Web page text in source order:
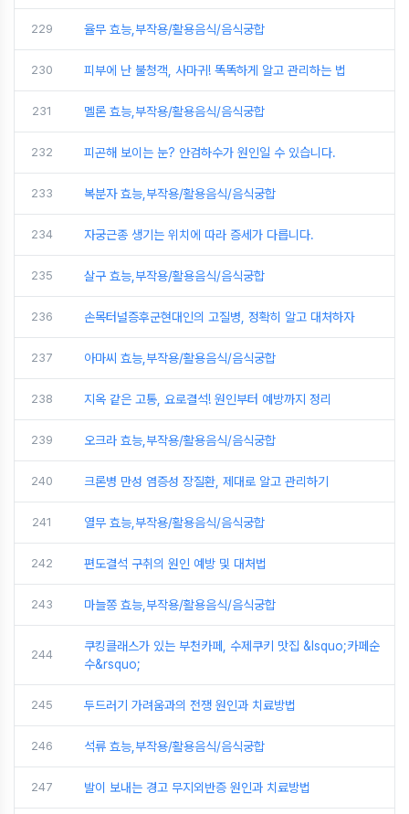
229 율무 효능,부작용/활용음식/음식궁합
230 피부에 난 불청객, 사마귀! 똑똑하게 알고 관리하는 법
231 멜론 효능,부작용/활용음식/음식궁합
232 피곤해 보이는 눈? 안검하수가 원인일 수 있습니다.
233 복분자 효능,부작용/활용음식/음식궁합
234 자궁근종 생기는 위치에 따라 증세가 다릅니다.
235 살구 효능,부작용/활용음식/음식궁합
236 손목터널증후군현대인의 고질병, 정확히 알고 대처하자
237 아마씨 효능,부작용/활용음식/음식궁합
238 지옥 같은 고통, 요로결석! 원인부터 예방까지 정리
239 오크라 효능,부작용/활용음식/음식궁합
240 크론병 만성 염증성 장질환, 제대로 알고 관리하기
241 열무 효능,부작용/활용음식/음식궁합
242 편도결석 구취의 원인 예방 및 대처법
243 마늘쫑 효능,부작용/활용음식/음식궁합
244
쿠킹클래스가 있는 부천카페, 수제쿠키 맛집 &lsquo;카페순
수&rsquo;
245 두드러기 가려움과의 전쟁 원인과 치료방법
246 석류 효능,부작용/활용음식/음식궁합
247 발이 보내는 경고 무지외반증 원인과 치료방법